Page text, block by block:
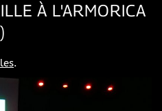
À L'ARMORICA
.